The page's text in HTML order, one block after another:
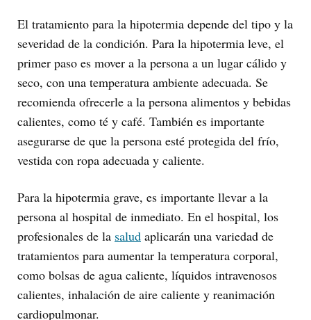
El tratamiento para la hipotermia depende del tipo y la
severidad de la condición. Para la hipotermia leve, el
primer paso es mover a la persona a un lugar cálido y
seco, con una temperatura ambiente adecuada. Se
recomienda ofrecerle a la persona alimentos y bebidas
calientes, como té y café. También es importante
asegurarse de que la persona esté protegida del frío,
vestida con ropa adecuada y caliente.
Para la hipotermia grave, es importante llevar a la
persona al hospital de inmediato. En el hospital, los
profesionales de la salud aplicarán una variedad de
tratamientos para aumentar la temperatura corporal,
como bolsas de agua caliente, líquidos intravenosos
calientes, inhalación de aire caliente y reanimación
cardiopulmonar.